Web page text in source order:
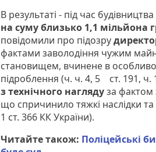
В результаті - під час
на суму близько 1,1 мільйона
повідомили про підозру
фактами заволодіння чужим
становищем, вчинене в
підроблення (ч. ч. 4, 5 ст. 191, ч.
з технічного наглядуза
що спричинило тяжкі наслідки
1 ст. 366 КК України).
Читайте також: Поліцейські